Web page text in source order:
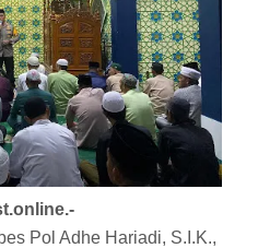
Pol Adhe Hariadi, S.I.K.,